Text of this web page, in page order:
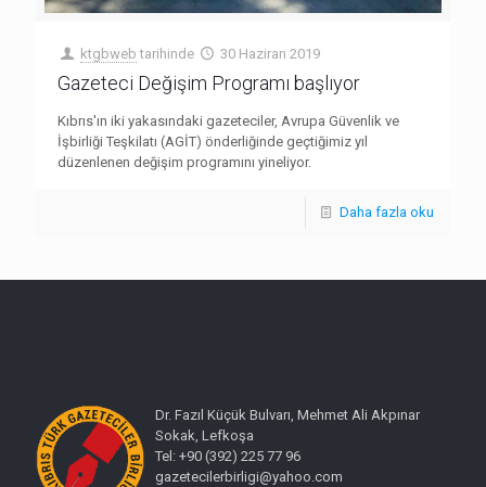
ktgbweb tarihinde 30 Haziran 2019
Gazeteci Değişim Programı başlıyor
Kıbrıs'ın iki yakasındaki gazeteciler, Avrupa Güvenlik ve
İşbirliği Teşkilatı (AGİT) önderliğinde geçtiğimiz yıl
düzenlenen değişim programını yineliyor.
Daha fazla oku
Dr. Fazıl Küçük Bulvarı, Mehmet Ali Akpınar
Sokak, Lefkoşa
Tel: +90 (392) 225 77 96
gazetecilerbirligi@yahoo.com